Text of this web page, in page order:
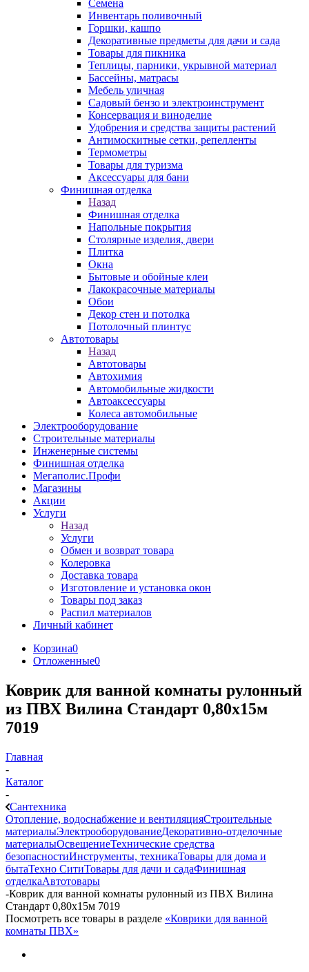
Семена
Инвентарь поливочный
Горшки, кашпо
Декоративные предметы для дачи и сада
Товары для пикника
Теплицы, парники, укрывной материал
Бассейны, матрасы
Мебель уличная
Садовый бензо и электроинструмент
Консервация и виноделие
Удобрения и средства защиты растений
Антимоскитные сетки, репелленты
Термометры
Товары для туризма
Аксессуары для бани
Финишная отделка
Назад
Финишная отделка
Напольные покрытия
Столярные изделия, двери
Плитка
Окна
Бытовые и обойные клеи
Лакокрасочные материалы
Обои
Декор стен и потолка
Потолочный плинтус
Автотовары
Назад
Автотовары
Автохимия
Автомобильные жидкости
Автоаксессуары
Колеса автомобильные
Электрооборудование
Строительные материалы
Инженерные системы
Финишная отделка
Мегаполис.Профи
Магазины
Акции
Услуги
Назад
Услуги
Обмен и возврат товара
Колеровка
Доставка товара
Изготовление и установка окон
Товары под заказ
Распил материалов
Личный кабинет
Корзина0
Отложенные0
Коврик для ванной комнаты рулонный
из ПВХ Вилина Стандарт 0,80х15м
7019
Главная
-
Каталог
-
Сантехника
Отопление, водоснабжение и вентиляцияСтроительные
материалыЭлектрооборудованиеДекоративно-отделочные
материалыОсвещениеТехнические средства
безопасностиИнструменты, техникаТовары для дома и
бытаТехно СитиТовары для дачи и садаФинишная
отделкаАвтотовары
-Коврик для ванной комнаты рулонный из ПВХ Вилина
Стандарт 0,80х15м 7019
Посмотреть все товары в разделе «Коврики для ванной
комнаты ПВХ»